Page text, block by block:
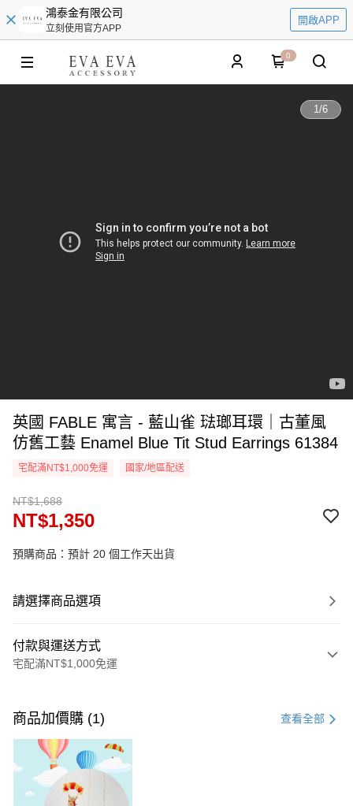
鴻泰金有限公司
立刻使用官方APP
開啟APP
0
1/6
英國 FABLE 寓言 - 藍山雀 琺瑯耳環｜古董風
仿舊工藝 Enamel Blue Tit Stud Earrings 61384
宅配滿NT$1,000免運 國家/地區配送
NT$1,688
NT$1,350
預購商品：預計 20 個工作天出貨
請選擇商品選項
付款與運送方式
宅配滿NT$1,000免運
信用卡一次付款
信用卡分期付款
3 期 0 利率 每期NT$450
合作金庫商業銀行
6 期 0 利率 每期 NT$225
商品加價購 (1) 查看全部